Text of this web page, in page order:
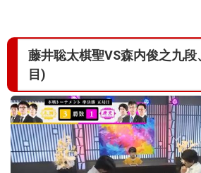
藤井聡太棋聖VS森内俊之九
目)